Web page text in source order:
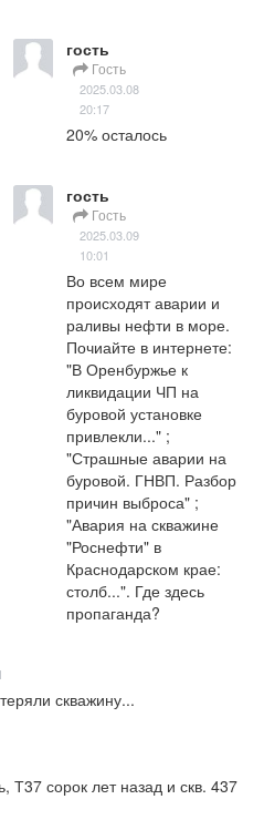
гость
Гость
2025.03.08
20:17
20% осталось
гость
Гость
2025.03.09
10:01
Во всем мире
происходят аварии и
раливы нефти в море.
Почиайте в интернете:
"В Оренбуржье к
ликвидации ЧП на
буровой установке
привлекли..." ;
"Страшные аварии на
буровой. ГНВП. Разбор
причин выброса" ;
"Авария на скважине
"Роснефти" в
Краснодарском крае:
столб...". Где здесь
пропаганда?
скважину...
Т37 сорок лет назад и скв. 437